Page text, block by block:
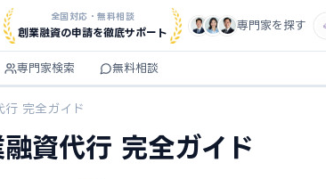
全国対応・無料相談
創業融資の申請を徹底サポート
専門家を探す
専門家検索 無料相談
行 完全ガイド
資代行 完全ガイド